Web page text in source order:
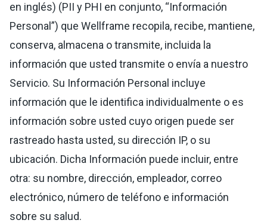
en inglés) (PII y PHI en conjunto, “Información
Personal”) que Wellframe recopila, recibe, mantiene,
conserva, almacena o transmite, incluida la
información que usted transmite o envía a nuestro
Servicio. Su Información Personal incluye
información que le identifica individualmente o es
información sobre usted cuyo origen puede ser
rastreado hasta usted, su dirección IP, o su
ubicación. Dicha Información puede incluir, entre
otra: su nombre, dirección, empleador, correo
electrónico, número de teléfono e información
sobre su salud.